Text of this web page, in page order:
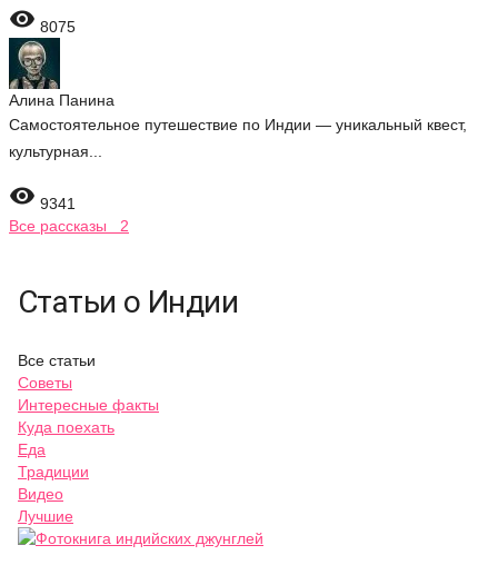
 8075
Алина Панина
Самостоятельное путешествие по Индии — уникальный квест,
культурная...
 9341
Все рассказы 2
Статьи о Индии
Все статьи
Советы
Интересные факты
Куда поехать
Еда
Традиции
Видео
Лучшие